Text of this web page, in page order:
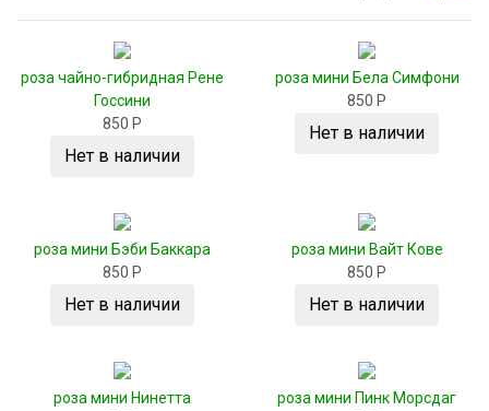
роза чайно-гибридная Рене
Госсини
850 Р
Нет в наличии
роза мини Бела Симфони
850 Р
Нет в наличии
роза мини Бэби Баккара
850 Р
Нет в наличии
роза мини Вайт Кове
850 Р
Нет в наличии
роза мини Нинетта
роза мини Пинк Морсдаг